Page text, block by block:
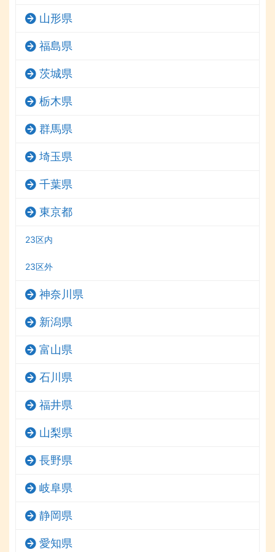
山形県
福島県
茨城県
栃木県
群馬県
埼玉県
千葉県
東京都
23区内
23区外
神奈川県
新潟県
富山県
石川県
福井県
山梨県
長野県
岐阜県
静岡県
愛知県